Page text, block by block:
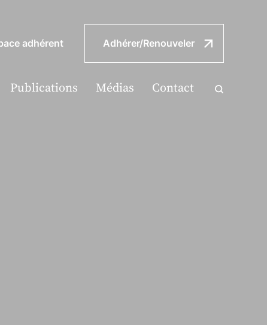
adhérent Adhérer/Renouveler
Publications Médias Contact